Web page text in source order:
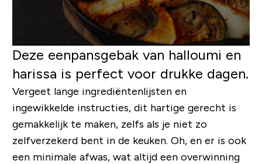
Deze eenpansgebak van halloumi en
harissa is perfect voor drukke dagen.
Vergeet lange ingrediëntenlijsten en
ingewikkelde instructies, dit hartige gerecht is
gemakkelijk te maken, zelfs als je niet zo
zelfverzekerd bent in de keuken. Oh, en er is ook
een minimale afwas, wat altijd een overwinning